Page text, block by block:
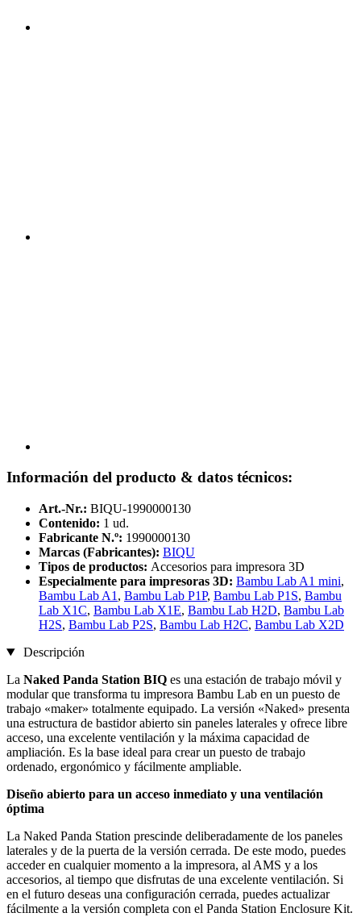
Información del producto & datos técnicos:
Art.-Nr.: BIQU-1990000130
Contenido: 1 ud.
Fabricante N.º: 1990000130
Marcas (Fabricantes): BIQU
Tipos de productos: Accesorios para impresora 3D
Especialmente para impresoras 3D: Bambu Lab A1 mini,
Bambu Lab A1 , Bambu Lab P1P, Bambu Lab P1S, Bambu
Lab X1C, Bambu Lab X1E, Bambu Lab H2D, Bambu Lab
H2S, Bambu Lab P2S, Bambu Lab H2C, Bambu Lab X2D
Descripción
La Naked Panda Station BIQ es una estación de trabajo móvil y
modular que transforma tu impresora Bambu Lab en un puesto de
trabajo «maker» totalmente equipado. La versión «Naked» presenta
una estructura de bastidor abierto sin paneles laterales y ofrece libre
acceso, una excelente ventilación y la máxima capacidad de
ampliación. Es la base ideal para crear un puesto de trabajo
ordenado, ergonómico y fácilmente ampliable.
Diseño abierto para un acceso inmediato y una ventilación
óptima
La Naked Panda Station prescinde deliberadamente de los paneles
laterales y de la puerta de la versión cerrada. De este modo, puedes
acceder en cualquier momento a la impresora, al AMS y a los
accesorios, al tiempo que disfrutas de una excelente ventilación. Si
en el futuro deseas una configuración cerrada, puedes actualizar
fácilmente a la versión completa con el Panda Station Enclosure Kit.